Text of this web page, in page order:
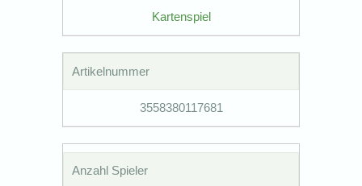
Kartenspiel
Artikelnummer
3558380117681
Anzahl Spieler